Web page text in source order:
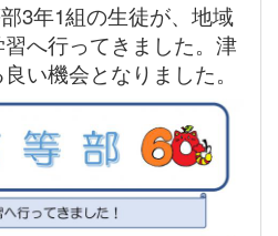
3年1組の生徒が、地域
へ行ってきました。津
い機会となりました。